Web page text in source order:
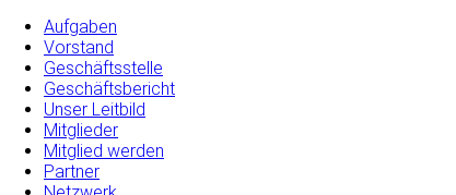
Aufgaben
Vorstand
Geschäftsstelle
Geschäftsbericht
Unser Leitbild
Mitglieder
Mitglied werden
Partner